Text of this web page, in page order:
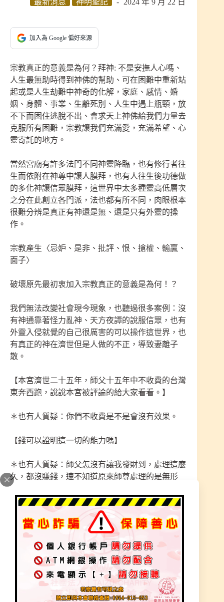
最新消息 神明聖記 2024 年 9 月 22 日
加入為 Google 偏好來源
宗教真正的意義是為何？拜神: 不是安撫人心嗎、
人生最無助時得到神佛的幫助、可在困難中重新站
起或是人生劫難中神奇的化解，家庭、感情、婚
姻、身體、事業、生離死別、人生中遇上瓶頸，放
不下而困住逃脫不出、會求天上神佛給我們力量去
克服所有困難，宗教讓我們充滿愛，充滿希望、心
靈寄託的地方。
當然宮廟有許多法門不同神靈降臨，也有修行者往
生而依附在神尊中讓人膜拜，也有人往生後功德做
的多化神讓信眾膜拜，這世界中太多種靈高低層次
之分在此創立各門派，法也都有所不同，肉眼根本
很難分辨是真正有神還是無、還是只有外靈的操
作。
宗教產生〈忌妒、是非、批評、恨、搶權、輸贏、
面子〉
破壞原先最初衷加入宗教真正的意義是為何！？
我們無法改變社會現今現象，也聽過很多案例：沒
有神通靠著怪力亂神、天方夜譚的說服信眾，也有
外靈入侵就覺的自己很厲害的可以操作這世界，也
有真正的神在濟世但是人做的不正，導致妻離子
散。
【本宮濟世二十五年，師父十五年中不收費的台灣
東奔西跑，說說本宮被評論的給大家看看。】
＊也有人質疑：你們不收費是不是會沒有效果。
【錢可以證明這一切的能力嗎】
＊也有人質疑：師父怎沒有讓我發財到，處理這麼
久，都沒賺錢，速不知道原來師尊處理的是無形
事、身體狀況要先顧，人的貪性只想見到錢財才算
準、沒想過自己福報有多少就想得。
【有些去某宮求財、先讓你得財你覺的很準，其實
是拿你後半人生福報、來前面先給你得的，一個人
福報有多少都是註定，拜神不是求財，沒付出哪來
得，大家去求不就都發財了】有拾有得，有得必有
＊也有人質疑：這符都看不懂，真的有效嗎？